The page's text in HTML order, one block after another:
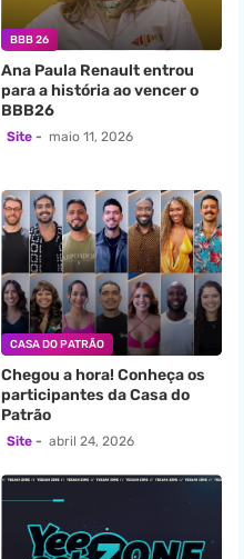
BBB 26
Ana Paula Renault entrou
para a história ao vencer o
BBB26
Site maio 11, 2026
CASA DO PATRÃO
Chegou a hora! Conheça os
participantes da Casa do
Patrão
Site abril 24, 2026